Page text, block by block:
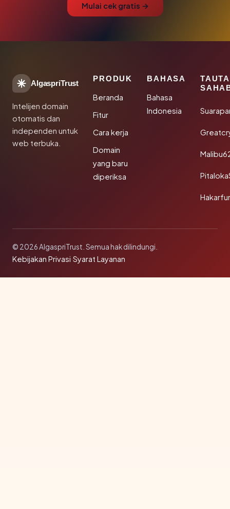
Mulai cek gratis →
AlgaspriTrust
Intelijen domain
otomatis dan
independen untuk
web terbuka.
PRODUK
Beranda
Fitur
Cara kerja
Domain
yang baru
diperiksa
BAHASA
Bahasa
Indonesia
© 2026 AlgaspriTrust. Semua hak dilindungi.
Kebijakan Privasi·Syarat Layanan